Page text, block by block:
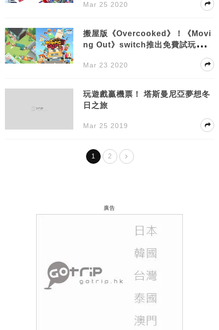
Mar 25 2020
搬屋版《Overcooked》！《Movi
ng Out》switch推出免費試玩版
Mar 23 2020
玩遊戲贏機票！ 塔斯曼尼亞夢想冬
日之旅
Mar 25 2019
1 2
廣告